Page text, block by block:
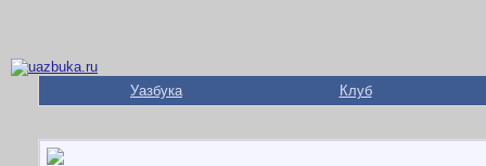
Уазбука Клуб